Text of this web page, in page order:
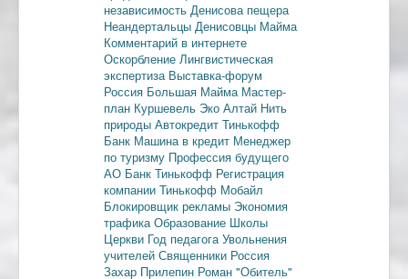
независимость Денисова пещера
Неандертальцы Денисовцы Майма
Комментарий в интернете
Оскорбление Лингвистическая
экспертиза Выставка-форум
Россия Большая Майма Мастер-
план Куршевель Эко Алтай Нить
природы Автокредит Тинькофф
Банк Машина в кредит Менеджер
по туризму Профессия будущего
АО Банк Тинькофф Регистрация
компании Тинькофф Мобайл
Блокировщик рекламы Экономия
трафика Образование Школы
Церкви Год педагога Увольнения
учителей Священники Россия
Захар Прилепин Роман "Обитель"